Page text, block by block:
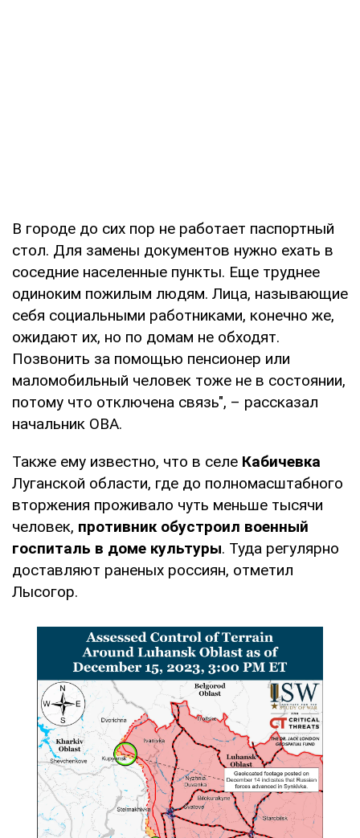
В городе до сих пор не работает паспортный
стол. Для замены документов нужно ехать в
соседние населенные пункты. Еще труднее
одиноким пожилым людям. Лица, называющие
себя социальными работниками, конечно же,
ожидают их, но по домам не обходят.
Позвонить за помощью пенсионер или
маломобильный человек тоже не в состоянии,
потому что отключена связь", – рассказал
начальник ОВА.
Также ему известно, что в селе Кабичевка
Луганской области, где до полномасштабного
вторжения проживало чуть меньше тысячи
человек, противник обустроил военный
госпиталь в доме культуры. Туда регулярно
доставляют раненых россиян, отметил
Лысогор.